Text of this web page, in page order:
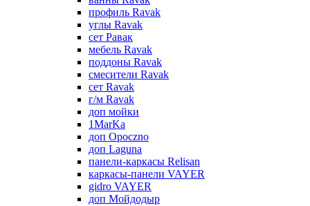
профиль Ravak
углы Ravak
сет Равак
мебель Ravak
поддоны Ravak
смесители Ravak
сет Ravak
г/м Ravak
доп мойки
1MarKa
доп Opoczno
доп Laguna
панели-каркасы Relisan
каркасы-панели VAYER
gidro VAYER
доп Мойдодыр